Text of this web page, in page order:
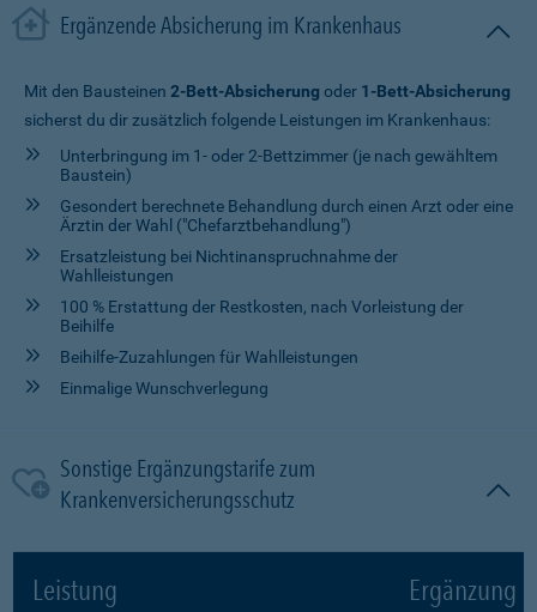
Ergänzende Absicherung im Krankenhaus
Mit den Bausteinen 2-Bett-Absicherung oder 1-Bett-Absicherung
sicherst du dir zusätzlich folgende Leistungen im Krankenhaus:
Unterbringung im 1- oder 2-Bettzimmer (je nach gewähltem
Baustein)
Gesondert berechnete Behandlung durch einen Arzt oder eine
Ärztin der Wahl ("Chefarztbehandlung")
Ersatzleistung bei Nichtinanspruchnahme der
Wahlleistungen
100 % Erstattung der Restkosten, nach Vorleistung der
Beihilfe
Beihilfe-Zuzahlungen für Wahlleistungen
Einmalige Wunschverlegung
Sonstige Ergänzungstarife zum
Krankenversicherungsschutz
Leistung Ergänzung